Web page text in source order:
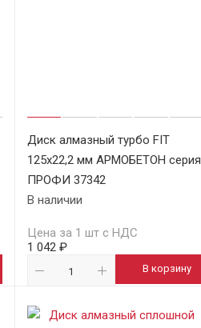
Диск алмазный турбо FIT
125х22,2 мм АРМОБЕТОН серия
ПРОФИ 37342
В наличии
Цена за 1 шт с НДС
1 042 ₽
В корзину